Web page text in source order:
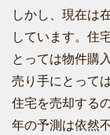
しかし、現在は
しています。住
とっては物件購
売り手にとって
住宅を売却する
年の予測は依然